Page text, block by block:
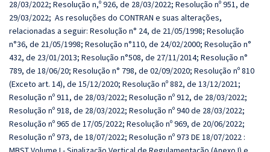
28/03/2022; Resolução n,º 926, de 28/03/2022; Resolução nº 951, de
29/03/2022; As resoluções do CONTRAN e suas alterações,
relacionadas a seguir: Resolução n° 24, de 21/05/1998; Resolução
n°36, de 21/05/1998; Resolução n°110, de 24/02/2000; Resolução n°
432, de 23/01/2013; Resolução n°508, de 27/11/2014; Resolução n°
789, de 18/06/20; Resolução n° 798, de 02/09/2020; Resolução nº 810
(Exceto art. 14), de 15/12/2020; Resolução nº 882, de 13/12/2021;
Resolução nº 911, de 28/03/2022; Resolução nº 912, de 28/03/2022;
Resolução nº 918, de 28/03/2022; Resolução nº 940 de 28/03/2022;
Resolução nº 965 de 17/05/2022; Resolução nº 969, de 20/06/2022;
Resolução nº 973, de 18/07/2022; Resolução nº 973 DE 18/07/2022 :